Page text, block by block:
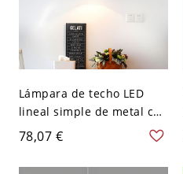
Lámpara de techo LED
lineal simple de metal con
3 cabezas en oro y luz
blanca para sala de estar
sobre mesa
78,07 €